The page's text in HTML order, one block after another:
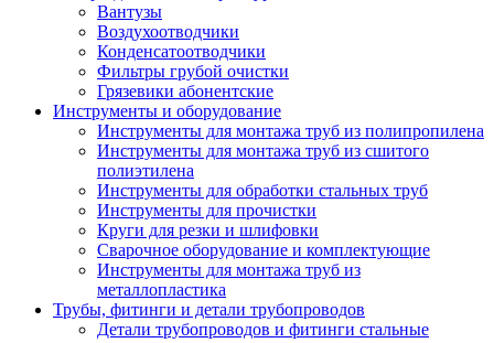
Вантузы
Воздухоотводчики
Конденсатоотводчики
Фильтры грубой очистки
Грязевики абонентские
Инструменты и оборудование
Инструменты для монтажа труб из полипропилена
Инструменты для монтажа труб из сшитого
полиэтилена
Инструменты для обработки стальных труб
Инструменты для прочистки
Круги для резки и шлифовки
Сварочное оборудование и комплектующие
Инструменты для монтажа труб из
металлопластика
Трубы, фитинги и детали трубопроводов
Детали трубопроводов и фитинги стальные